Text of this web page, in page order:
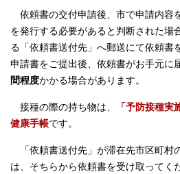
依頼書の交付申請後、市で申請内容
を発行する必要があると判断された場
る「依頼書送付先」へ郵送にて依頼書
申請書をご提出後、依頼書がお手元に
間程度かかる場合があります。
接種の際の持ち物は、
「予防接種
健康手帳です。
「依頼書送付先」が滞在先市区町村
は、そちらから依頼書を受け取ってく